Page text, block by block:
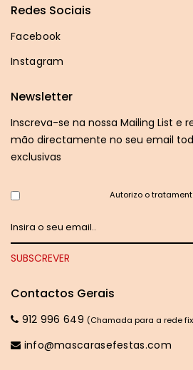
Redes Sociais
Facebook
Instagram
Newsletter
Inscreva-se na nossa Mailing List e
mão directamente no seu email
exclusivas
Autorizo o
Contactos Gerais
912 996 649 (Chamada para a rede
info@mascarasefestas.com